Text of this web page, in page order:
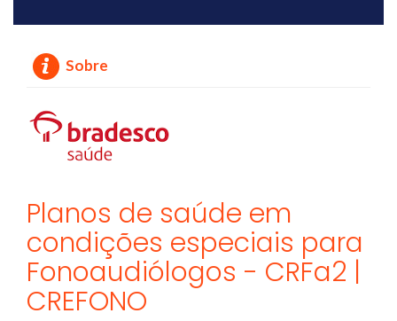
Sobre
Planos de saúde em
condições especiais para
Fonoaudiólogos - CRFa2 |
CREFONO